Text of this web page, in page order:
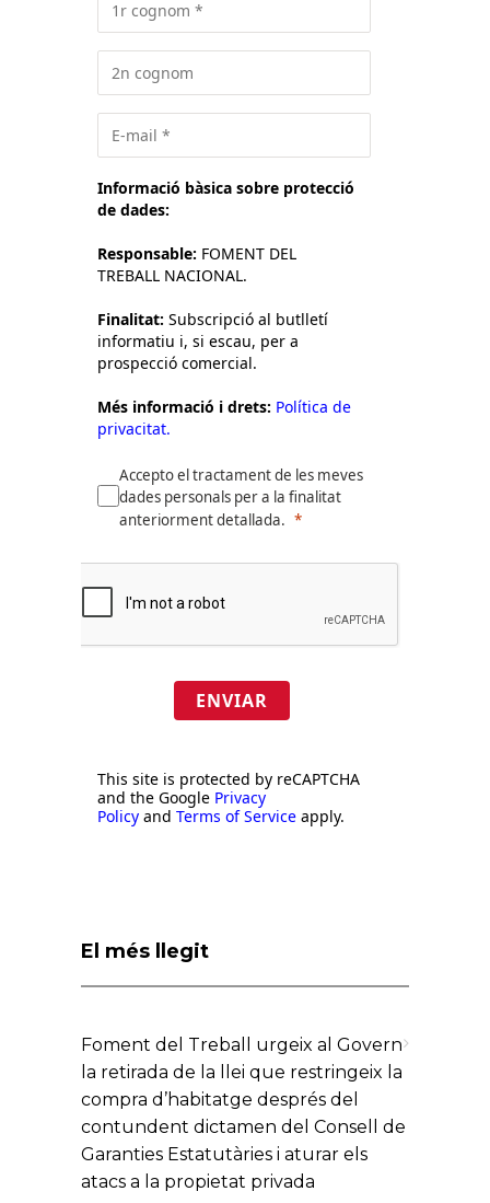
Informació bàsica sobre protecció
de dades:
Responsable: FOMENT DEL
TREBALL NACIONAL.
Finalitat: Subscripció al butlletí
informatiu i, si escau, per a
prospecció comercial.
Més informació i drets: Política de
privacitat.
Accepto el tractament de les meves
dades personals per a la finalitat
anteriorment detallada.
ENVIAR
This site is protected by reCAPTCHA
and the Google Privacy
Policy and Terms of Service apply.
El més llegit
Foment del Treball urgeix al Govern
la retirada de la llei que restringeix la
compra d’habitatge després del
contundent dictamen del Consell de
Garanties Estatutàries i aturar els
atacs a la propietat privada